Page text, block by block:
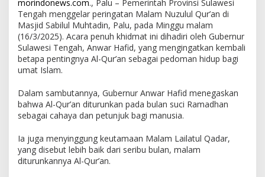
morindonews.com., Palu – Pemerintah Provinsi Sulawesi
Tengah menggelar peringatan Malam Nuzulul Qur’an di
Masjid Sabilul Muhtadin, Palu, pada Minggu malam
(16/3/2025). Acara penuh khidmat ini dihadiri oleh Gubernur
Sulawesi Tengah, Anwar Hafid, yang mengingatkan kembali
betapa pentingnya Al-Qur’an sebagai pedoman hidup bagi
umat Islam.
Dalam sambutannya, Gubernur Anwar Hafid menegaskan
bahwa Al-Qur’an diturunkan pada bulan suci Ramadhan
sebagai cahaya dan petunjuk bagi manusia.
Ia juga menyinggung keutamaan Malam Lailatul Qadar,
yang disebut lebih baik dari seribu bulan, malam
diturunkannya Al-Qur’an.